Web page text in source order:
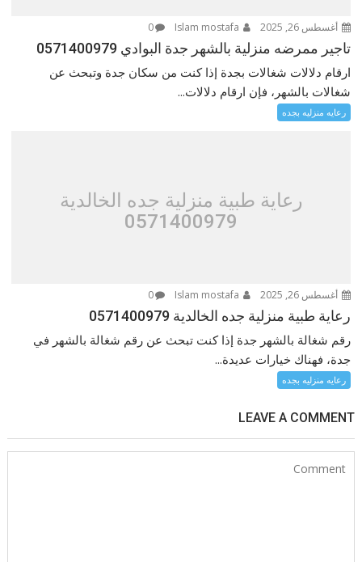
أغسطس 26, 2025 0
تاجير ممرضه منزلية بالشهر جدة البوادي 0571400979
ارقام دلالات شغالات بجدة إذا كنت من سكان جدة وتبحث عن
شغالات بالشهر، فإن ارقام دلالات...
رعايه منزليه بجده
رعاية طبية منزلية جده الخالدية
0571400979
أغسطس 26, 2025 0
رعاية طبية منزلية جده الخالدية 0571400979
رقم شغالة بالشهر جدة إذا كنت تبحث عن رقم شغالة بالشهر في
جدة، فهناك خيارات عديدة...
رعايه منزليه بجده
LEAVE A COMMENT